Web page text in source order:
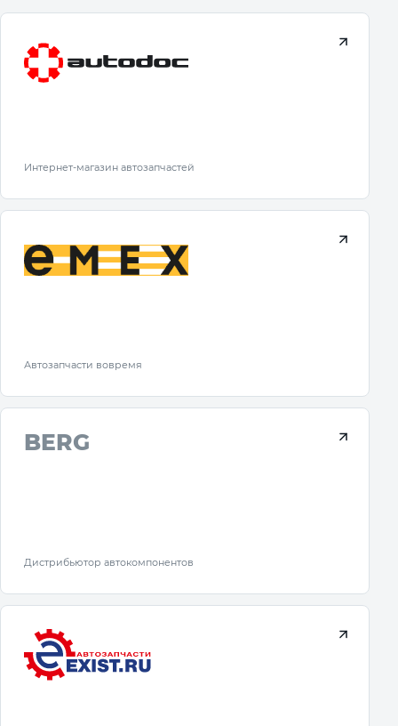
Интернет-магазин автозапчастей
Автозапчасти вовремя
BERG
Дистрибьютор автокомпонентов